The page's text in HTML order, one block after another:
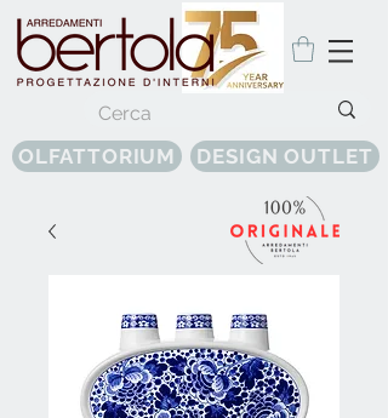
OLFATTORIUM DESIGN OUTLET